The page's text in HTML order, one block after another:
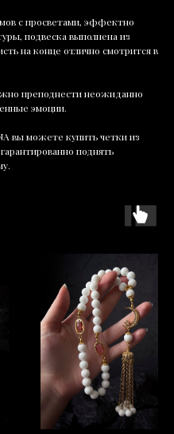
с просветами, эффектно
подвеска выполнена из
на конце отлично смотрится в
преподнести неожиданно
эмоции.
вы можете купить четки из
поднять